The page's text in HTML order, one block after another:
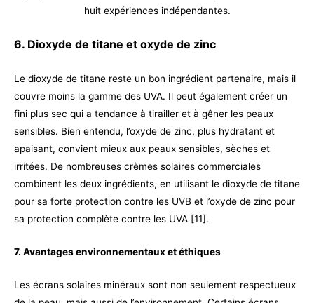
huit expériences indépendantes.
6. Dioxyde de titane et oxyde de zinc
Le dioxyde de titane reste un bon ingrédient partenaire, mais il
couvre moins la gamme des UVA. Il peut également créer un
fini plus sec qui a tendance à tirailler et à gêner les peaux
sensibles. Bien entendu, l’oxyde de zinc, plus hydratant et
apaisant, convient mieux aux peaux sensibles, sèches et
irritées. De nombreuses crèmes solaires commerciales
combinent les deux ingrédients, en utilisant le dioxyde de titane
pour sa forte protection contre les UVB et l’oxyde de zinc pour
sa protection complète contre les UVA [11].
7. Avantages environnementaux et éthiques
Les écrans solaires minéraux sont non seulement respectueux